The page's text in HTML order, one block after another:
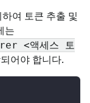
여 토큰 추출 및
는
<액세스 토
어야 합니다.